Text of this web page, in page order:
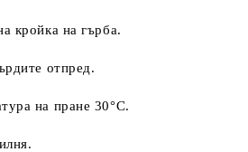
кройка на гърба.
отпред.
на пране 30°C.